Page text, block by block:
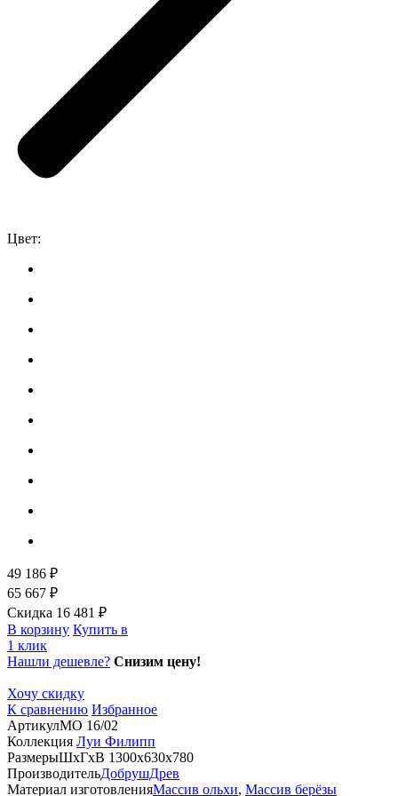
Цвет:
49 186 ₽
65 667 ₽
Скидка 16 481 ₽
В корзину Купить в
1 клик
Нашли дешевле? Снизим цену!
Хочу скидку
К сравнению Избранное
АртикулМО 16/02
Коллекция Луи Филипп
РазмерыШхГхВ 1300х630х780
ПроизводительДобрушДрев
Материал изготовленияМассив ольхи, Массив берёзы